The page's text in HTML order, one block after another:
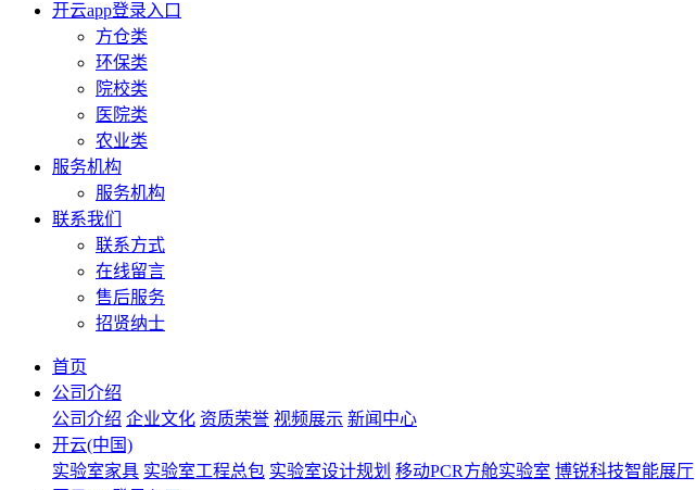
开云app登录入口
方仓类
环保类
院校类
医院类
农业类
服务机构
服务机构
联系我们
联系方式
在线留言
售后服务
招贤纳士
首页
公司介绍
公司介绍 企业文化 资质荣誉 视频展示 新闻中心
开云(中国)
实验室家具 实验室工程总包 实验室设计规划 移动PCR方舱实验室 博锐科技智能展厅